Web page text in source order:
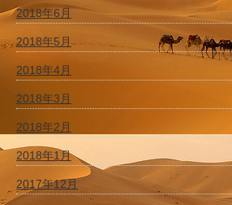
2018年6月
2018年5月
2018年4月
2018年3月
2018年2月
2018年1月
2017年12月